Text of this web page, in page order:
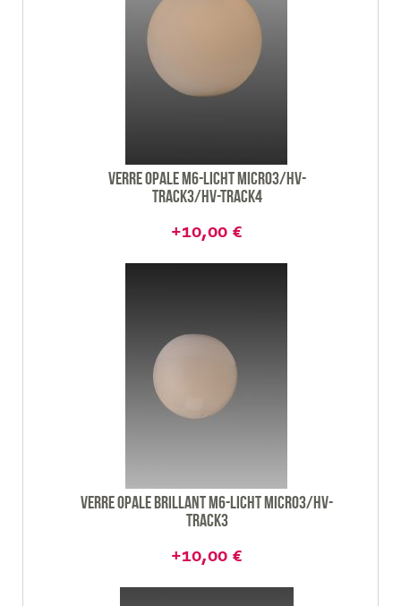
Verre opale M6-Licht Micro3/HV-
Track3/HV-track4
+10,00 €
Verre opale brillant M6-Licht Micro3/HV-
track3
+10,00 €